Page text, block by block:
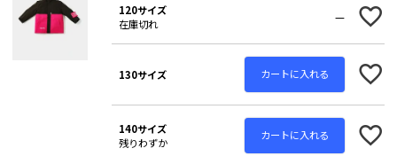
120サイズ
在庫切れ
—
130サイズ カートに入れる
140サイズ
残りわずか
カートに入れる